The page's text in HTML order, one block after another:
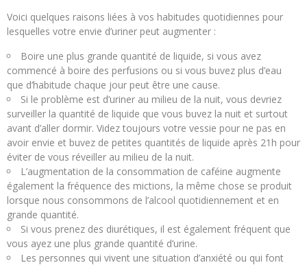
Voici quelques raisons liées à vos habitudes quotidiennes pour
lesquelles votre envie d’uriner peut augmenter :
Boire une plus grande quantité de liquide, si vous avez
commencé à boire des perfusions ou si vous buvez plus d’eau
que d’habitude chaque jour peut être une cause.
Si le problème est d’uriner au milieu de la nuit, vous devriez
surveiller la quantité de liquide que vous buvez la nuit et surtout
avant d’aller dormir. Videz toujours votre vessie pour ne pas en
avoir envie et buvez de petites quantités de liquide après 21h pour
éviter de vous réveiller au milieu de la nuit.
L’augmentation de la consommation de caféine augmente
également la fréquence des mictions, la même chose se produit
lorsque nous consommons de l’alcool quotidiennement et en
grande quantité.
Si vous prenez des diurétiques, il est également fréquent que
vous ayez une plus grande quantité d’urine.
Les personnes qui vivent une situation d’anxiété ou qui font